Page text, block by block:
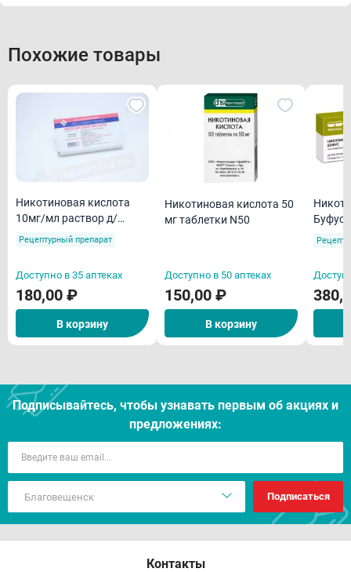
Похожие товары
Никотиновая кислота
10мг/мл раствор д/
инъекций 1мл N10
Рецептурный препарат
Доступно в 35 аптеках
180,00 ₽
В корзину
Никотиновая кислота 50
мг таблетки N50
Доступно в 50 аптеках
150,00 ₽
В корзину
Буфус
Подписывайтесь, чтобы узнавать первым об акцияx и
предложениях:
Подписаться
Контакты